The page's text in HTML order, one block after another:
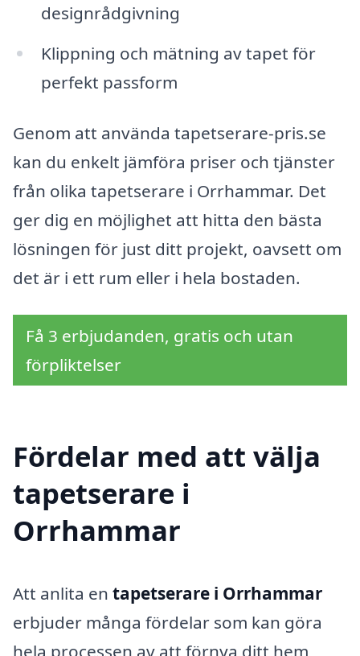
designrådgivning
Klippning och mätning av tapet för
perfekt passform
Genom att använda tapetserare-pris.se
kan du enkelt jämföra priser och tjänster
från olika tapetserare i Orrhammar. Det
ger dig en möjlighet att hitta den bästa
lösningen för just ditt projekt, oavsett om
det är i ett rum eller i hela bostaden.
Få 3 erbjudanden, gratis och utan
förpliktelser
Fördelar med att välja
tapetserare i
Orrhammar
Att anlita en tapetserare i Orrhammar
erbjuder många fördelar som kan göra
hela processen av att förnya ditt hem